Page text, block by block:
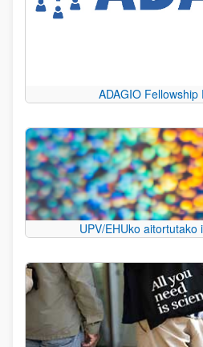
ADAGIO
UPV/EHUko aitortutako